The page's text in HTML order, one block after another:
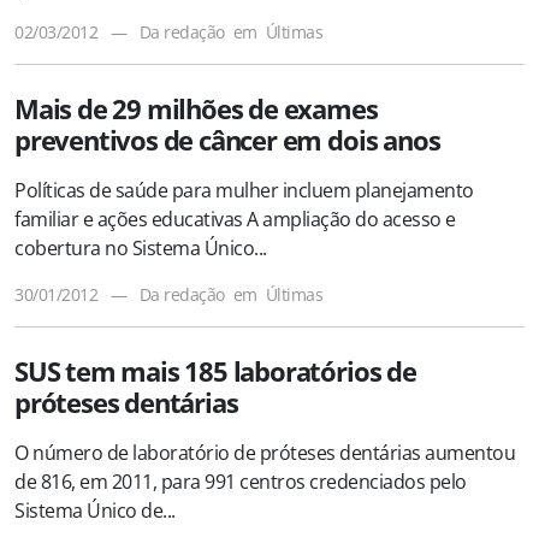
02/03/2012 — Da redação em Últimas
Mais de 29 milhões de exames
preventivos de câncer em dois anos
Políticas de saúde para mulher incluem planejamento
familiar e ações educativas A ampliação do acesso e
cobertura no Sistema Único...
30/01/2012 — Da redação em Últimas
SUS tem mais 185 laboratórios de
próteses dentárias
O número de laboratório de próteses dentárias aumentou
de 816, em 2011, para 991 centros credenciados pelo
Sistema Único de...